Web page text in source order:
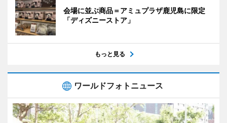
会場に並ぶ商品＝アミュプラザ鹿児島に限定
「ディズニーストア」
もっと見る
ワールドフォトニュース